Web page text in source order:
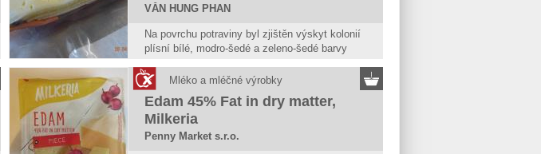
VĂN HUNG PHAN
Na povrchu potraviny byl zjištěn výskyt kolonií
plísní bílé, modro-šedé a zeleno-šedé barvy
Potravina se nepovažuje za bezpečnou, pokud
jeví známky kažení.
Mléko a mléčné výrobky
Edam 45% Fat in dry matter,
Milkeria
Penny Market s.r.o.